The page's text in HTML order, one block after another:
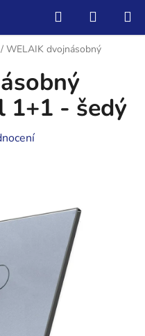
Hledat
KOŠÍK
/ WELAIK dvojnásobný
1+1 - šedý